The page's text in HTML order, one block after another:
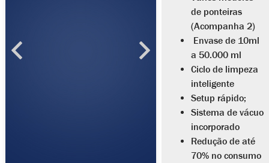
de ponteiras
(Acompanha 2)
Envase de 10ml
a 50.000 ml
Ciclo de limpeza
inteligente
Setup rápido;
Sistema de vácuo
incorporado
Redução de até
70% no consumo